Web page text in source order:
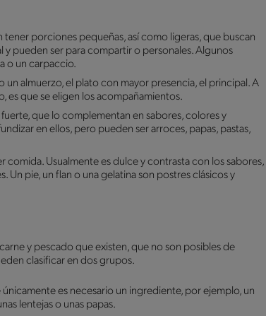
tener porciones pequeñas, así como ligeras, que buscan
y pueden ser para compartir o personales. Algunos
o un carpaccio.
un almuerzo, el plato con mayor presencia, el principal. A
es que se eligen los acompañamientos.
que lo complementan en sabores, colores y
en ellos, pero pueden ser arroces, papas, pastas,
Usualmente es dulce y contrasta con los sabores,
Un pie, un flan o una gelatina son postres clásicos y
y pescado que existen, que no son posibles de
clasificar en dos grupos.
únicamente es necesario un ingrediente, por ejemplo, un
lentejas o unas papas.